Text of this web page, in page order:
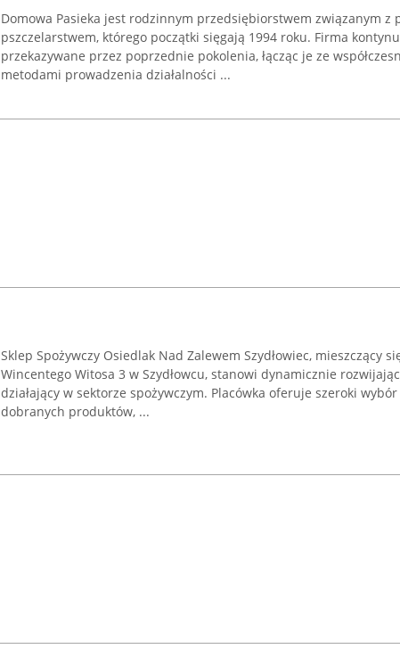
Domowa Pasieka jest rodzinnym przedsiębiorstwem związanym z
pszczelarstwem, którego początki sięgają 1994 roku. Firma
przekazywane przez poprzednie pokolenia, łącząc je ze
metodami prowadzenia działalności ...
Sklep Spożywczy Osiedlak Nad Zalewem Szydłowiec, mieszczący
Wincentego Witosa 3 w Szydłowcu, stanowi dynamicznie
działający w sektorze spożywczym. Placówka oferuje szeroki
dobranych produktów, ...